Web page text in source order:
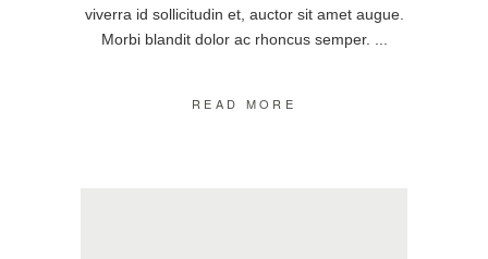
viverra id sollicitudin et, auctor sit amet augue.
Morbi blandit dolor ac rhoncus semper.
READ MORE